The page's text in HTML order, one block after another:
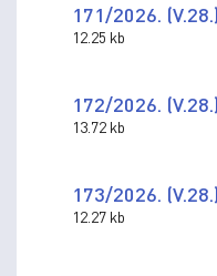
171/2026.
12.25 kb
172/2026.
13.72 kb
173/2026.
12.27 kb